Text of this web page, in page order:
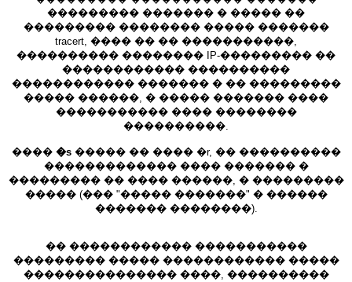
��������� ������� � ����� ��
��������� �������� ����� �������
tracert, ���� �� �� �����������,
���������� �������� IP-��������� ��
������������ ����������
������������ ������� � �� ���������
����� ������, � ����� ������� ����
����������� ���� ��������
����������.
���� �s����� �� ���� �r, �� ����������
������������� ���� ������� �
��������� �� ���� ������, � ���������
����� (��� "����� �������" � ������
������� ��������).
�� ������������ �����������
��������� ����� ������������ �����
��������������� ����, ����������